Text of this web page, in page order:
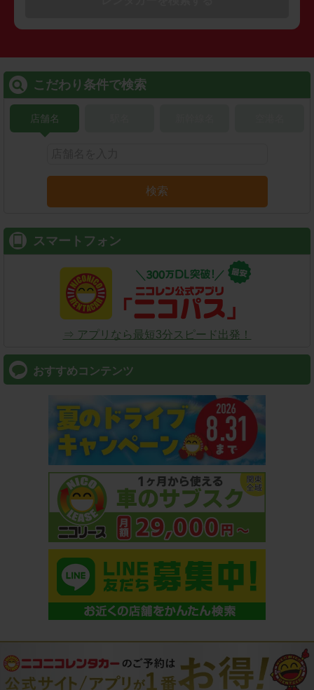
こだわり条件で検索
店舗名
検索
スマートフォン
⇒ アプリなら最短3分スピード出発！
おすすめコンテンツ